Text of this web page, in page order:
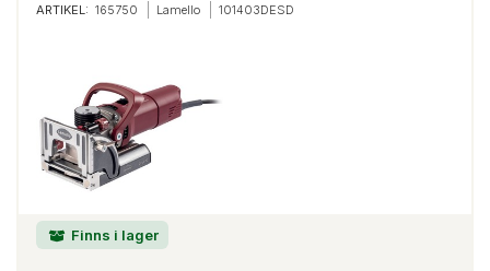
ARTIKEL: 165750 Lamello 101403DESD
Finns i lager